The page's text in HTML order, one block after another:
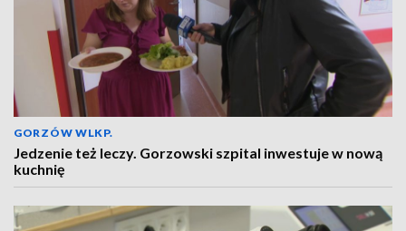
GORZÓW WLKP.
Jedzenie też leczy. Gorzowski szpital inwestuje w nową
kuchnię